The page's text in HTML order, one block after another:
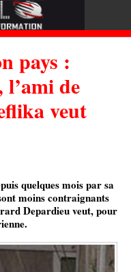
pays :
de
veut
quelques mois par sa
moins contraignants
Depardieu veut, pour